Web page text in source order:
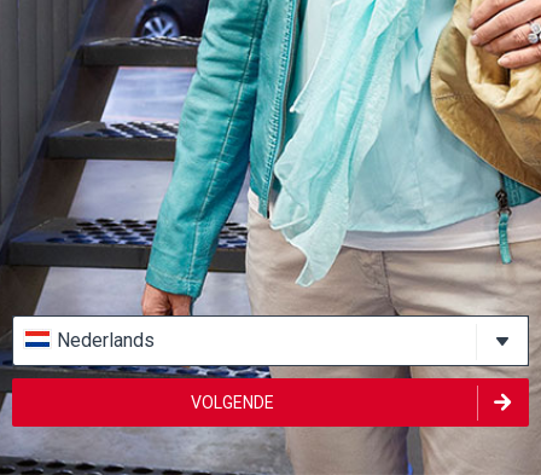
Nederlands
VOLGENDE